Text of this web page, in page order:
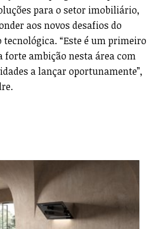
para o setor imobiliário,
aos novos desafios do
tecnológica. “Este é um primeiro
forte ambição nesta área com
a lançar oportunamente”,